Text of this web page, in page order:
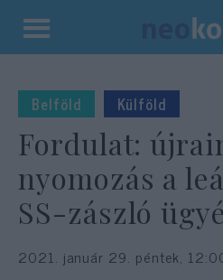
Kilépés
tartalomba
Belföld Külföld
Fordulat:
nyomozás a
SS-zászló
2021. január 29. péntek,